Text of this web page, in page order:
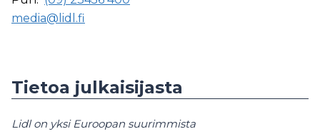
media@lidl.fi
Tietoa julkaisijasta
Lidl on yksi Euroopan suurimmista